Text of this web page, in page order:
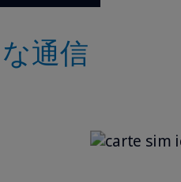
通信